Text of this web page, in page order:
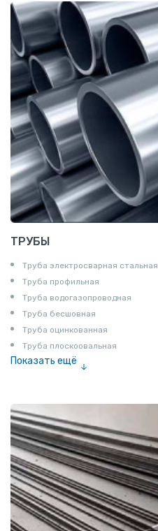
Катанка
Шестигранник
Полособульб
Полукруг
Шпунт Ларсена
ТРУБЫ
Труба электросварная стальная
Труба профильная
Труба водогазопроводная
Труба бесшовная
Труба оцинкованная
Труба плоскоовальная
Показать ещё